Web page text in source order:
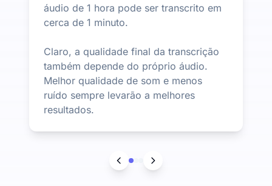
áudio de 1 hora pode ser transcrito em
cerca de 1 minuto.
Claro, a qualidade final da transcrição
também depende do próprio áudio.
Melhor qualidade de som e menos
ruído sempre levarão a melhores
resultados.